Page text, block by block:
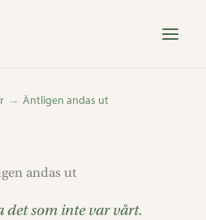
Äntligen andas ut
andas ut
det som inte var vårt.